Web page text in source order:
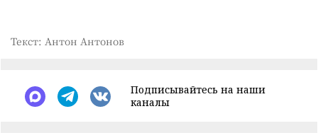
Текст: Антон Антонов
Подписывайтесь на наши
каналы